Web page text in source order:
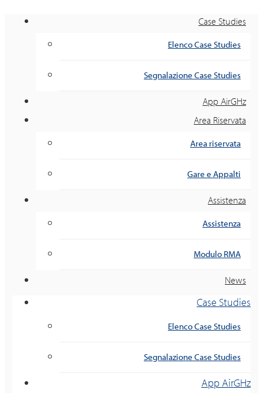
Case Studies
Elenco Case Studies
Segnalazione Case Studies
App AirGHz
Area Riservata
Area riservata
Gare e Appalti
Assistenza
Assistenza
Modulo RMA
News
Case Studies
Elenco Case Studies
Segnalazione Case Studies
App AirGHz